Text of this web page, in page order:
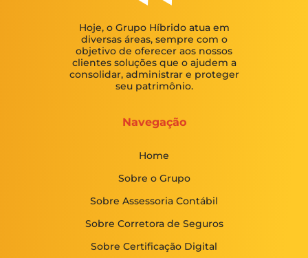
Hoje, o Grupo Híbrido atua em
diversas áreas, sempre com o
objetivo de oferecer aos nossos
clientes soluções que o ajudem a
consolidar, administrar e proteger
seu patrimônio.
Navegação
Home
Sobre o Grupo
Sobre Assessoria Contábil
Sobre Corretora de Seguros
Sobre Certificação Digital